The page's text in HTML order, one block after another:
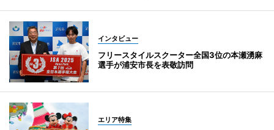
インタビュー
フリースタイルスクーター全国3位の本瀬湧麻
選手が浦安市長を表敬訪問
エリア特集